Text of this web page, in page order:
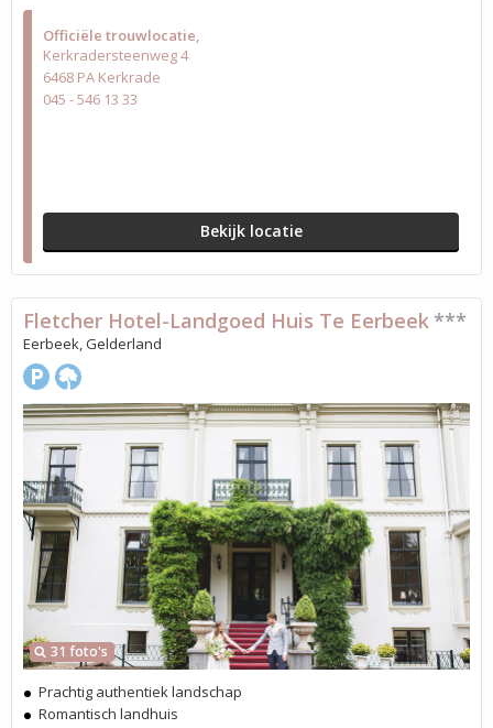
Officiële trouwlocatie
Kerkradersteenweg 4
6468 PA Kerkrade
045 - 546 13 33
Bekijk locatie
31 foto's
Fletcher Hotel-Landgoed Huis Te Eerbeek ***
Eerbeek, Gelderland
Prachtig authentiek landschap
Romantisch landhuis